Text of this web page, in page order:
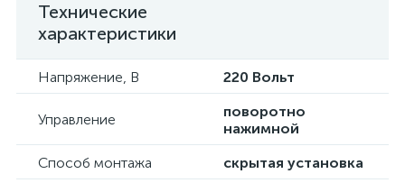
Технические
характеристики
Напряжение, В 220 Вольт
Управление
поворотно
нажимной
Способ монтажа
скрытая установка